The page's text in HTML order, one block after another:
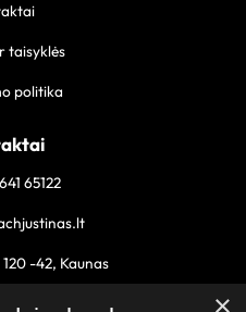
taisyklės
politika
65122
-42, Kaunas